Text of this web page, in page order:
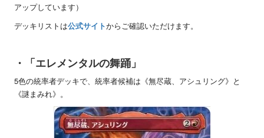
アップしています）
デッキリストは公式サイトからご確認いただけます。
・「エレメンタルの舞踊」
5色の統率者デッキで、統率者候補は《無尽蔵、アシュリング》と
《謎まみれ》。